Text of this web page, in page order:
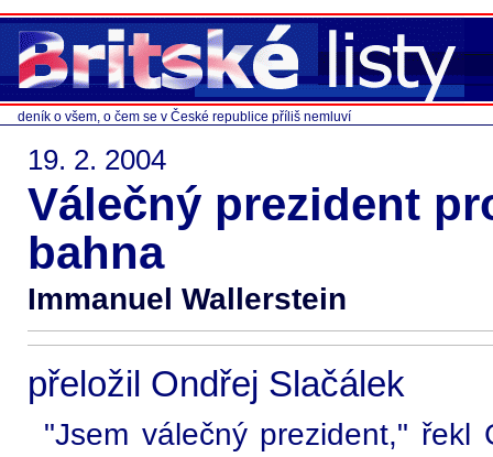
deník o všem, o čem se v České republice příliš nemluví
19. 2. 2004
Válečný prezident
bahna
Immanuel Wallerstein
přeložil Ondřej Slačálek
"Jsem válečný prezident," řekl